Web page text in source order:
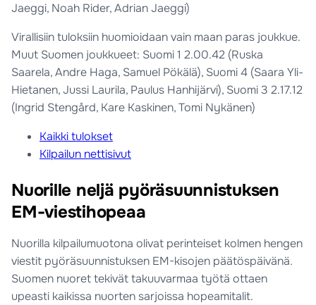
Jaeggi, Noah Rider, Adrian Jaeggi)
Virallisiin tuloksiin huomioidaan vain maan paras joukkue.
Muut Suomen joukkueet: Suomi 1 2.00.42 (Ruska
Saarela, Andre Haga, Samuel Pökälä), Suomi 4 (Saara Yli-
Hietanen, Jussi Laurila, Paulus Hanhijärvi), Suomi 3 2.17.12
(Ingrid Stengård, Kare Kaskinen, Tomi Nykänen)
Kaikki tulokset
Kilpailun nettisivut
Nuorille neljä pyöräsuunnistuksen
EM-viestihopeaa
Nuorilla kilpailumuotona olivat perinteiset kolmen hengen
viestit pyöräsuunnistuksen EM-kisojen päätöspäivänä.
Suomen nuoret tekivät takuuvarmaa työtä ottaen
upeasti kaikissa nuorten sarjoissa hopeamitalit.